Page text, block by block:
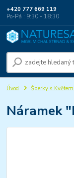
+420 777 669 119
Po-Pá : 9:30 - 18:30
Úvod Šperky s
Náramek